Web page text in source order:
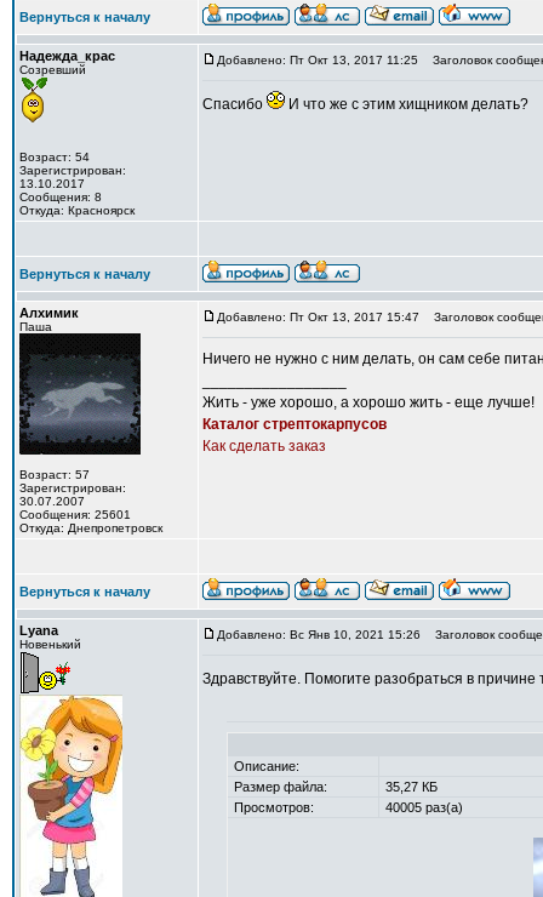
Вернуться к началу
Надежда_крас
Созревший
Возраст: 54
Зарегистрирован:
13.10.2017
Сообщения: 8
Откуда: Красноярск
Добавлено: Пт Окт 13, 2017 11:25 Заголовок
Спасибо И что же с этим хищником делать?
Вернуться к началу
Алхимик
Паша
Возраст: 57
Зарегистрирован:
30.07.2007
Сообщения: 25601
Откуда: Днепропетровск
Добавлено: Пт Окт 13, 2017 15:47 Заголовок
Ничего не нужно с ним делать, он сам себе
Жить - уже хорошо, а хорошо жить - еще лучше!
Каталог стрептокарпусов
Как сделать заказ
Вернуться к началу
Lyana
Новенький
Добавлено: Вс Янв 10, 2021 15:26 Заголовок
Здравствуйте. Помогите разобраться в
Описание:
Размер файла:
35,27 КБ
Просмотров:
40005 раз(а)